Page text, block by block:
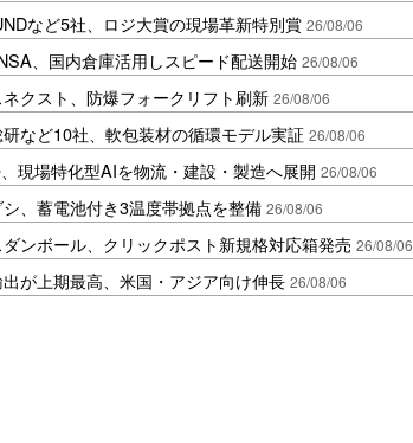
など5社、ロジ大賞の現場革新特別賞 26/08/06
、国内倉庫活用しスピード配送開始 26/08/06
ネクスト、防爆フォークリフト刷新 26/08/06
など10社、軟包装材の循環モデル実証 26/08/06
現場特化型AIを物流・建設・製造へ展開 26/08/06
、蓄電池付き3温度帯拠点を整備 26/08/06
ンボール、クリックポスト新規格対応箱発売 26/08/06
が上期最高、米国・アジア向け伸長 26/08/06